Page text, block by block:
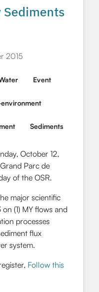
Sediments
2015
Event
Sediments
October 12,
Parc de
of the OSR.
major scientific
(1) MY flows and
processes
flux
system.
Follow this